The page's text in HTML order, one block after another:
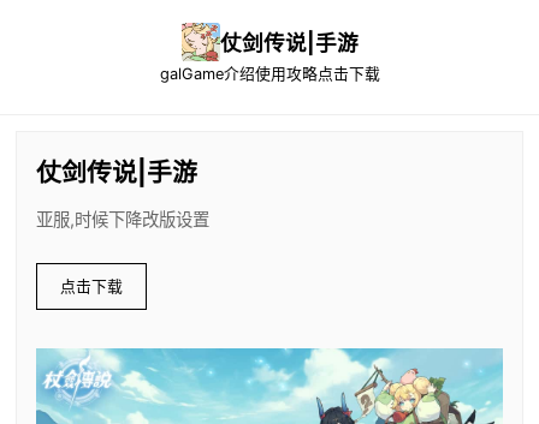
仗剑传说|手游
galGame介绍使用攻略点击下载
仗剑传说|手游
亚服,时候下降改版设置
点击下载